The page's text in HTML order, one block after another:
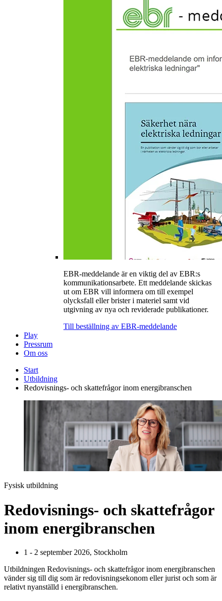
EBR-meddelande är en viktig del av EBR:s
kommunikationsarbete. Ett meddelande skickas
ut om EBR vill informera om till exempel
olycksfall eller brister i materiel samt vid
utgivning av nya och reviderade publikationer.
Till beställning av EBR-meddelande
Play
Pressrum
Om oss
Start
Utbildning
Redovisnings- och skattefrågor inom energibranschen
Fysisk utbildning
Redovisnings- och skattefrågor
inom energibranschen
1 - 2 september 2026, Stockholm
Utbildningen Redovisnings- och skattefrågor inom energibranschen
vänder sig till dig som är redovisningsekonom eller jurist och som är
relativt nyanställd i energibranschen.